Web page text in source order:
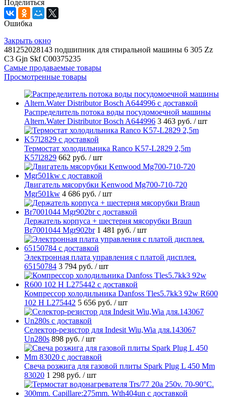
Поделиться
Ошибка
Закрыть окно
481252028143 подшипник для стиральной машины 6 305 Zz
C3 Gjn Skf C00375235
Самые продаваемые товары
Просмотренные товары
Распределитель потока воды посудомоечной машины
Altern.Water Distributor Bosch A644996 3 463 руб. / шт
Термостат холодильника Ranco K57-L2829 2,5m
K57l2829 662 руб. / шт
Двигатель мясорубки Kenwood Mg700-710-720
Mgr501kw 4 686 руб. / шт
Держатель корпуса + шестерня мясорубки Braun
Br7001044 Mgr902br 1 481 руб. / шт
Электронная плата управления с платой дисплея.
65150784 3 794 руб. / шт
Компрессор холодильника Danfoss Tles5.7kk3 92w R600
102 H L275442 5 656 руб. / шт
Селектор-резистор для Indesit Wiu,Wia для.143067
Un280s 898 руб. / шт
Свеча розжига для газовой плиты Spark Plug L 450 Mm
83020 1 298 руб. / шт